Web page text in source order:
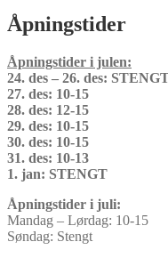
Åpningstider
Åpningstider i julen:
24. des – 26. des:
27. des: 10-15
28. des: 12-15
29. des: 10-15
30. des: 10-15
31. des: 10-13
1. jan: STENGT
Åpningstider i juli:
Mandag – Lørdag: 10-15
Søndag: Stengt